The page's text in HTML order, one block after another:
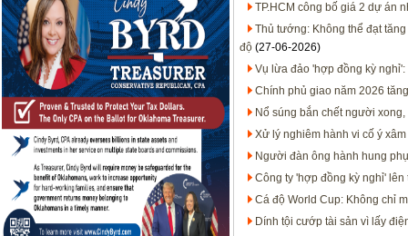
TP.HCM công bố giá 2 dự án
Thủ tướng: Không thể đạt
độ (27-06-2026)
Vụ lừa đảo 'hợp đồng kỳ
Chính phủ giao năm 2026
Nổ súng bắn chết người
Xử lý nghiêm hành vi cố ý
Người đàn ông hành hung
Công ty 'hợp đồng kỳ nghỉ'
Cá độ World Cup: Không chỉ
Dính tội cướp tài sản vì lấy